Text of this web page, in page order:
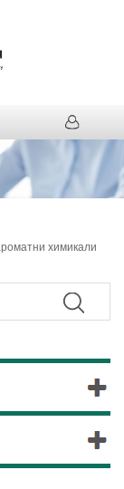
химикали